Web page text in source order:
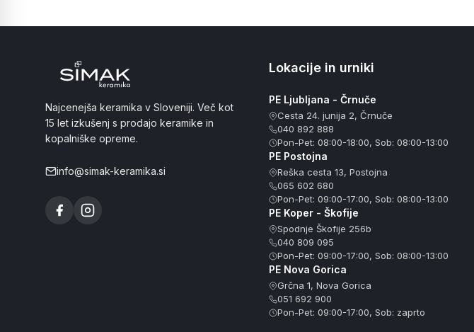
Najcenejša keramika v Sloveniji. Več kot
15 let izkušenj s prodajo keramike in
kopalniške opreme.
info@simak-keramika.si
Lokacije in urniki
PE Ljubljana - Črnuče
Cesta 24. junija 2, Črnuče
040 892 888
Pon-Pet: 08:00-18:00, Sob: 08:00-13:00
PE Postojna
Reška cesta 13, Postojna
065 602 680
Pon-Pet: 09:00-17:00, Sob: 08:00-13:00
PE Koper - Škofije
Spodnje Škofije 256b
040 809 095
Pon-Pet: 09:00-17:00, Sob: 08:00-13:00
PE Nova Gorica
Grčna 1, Nova Gorica
051 692 900
Pon-Pet: 09:00-17:00, Sob: zaprto